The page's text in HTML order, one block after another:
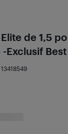
de 1,5
Exclusif
13418549